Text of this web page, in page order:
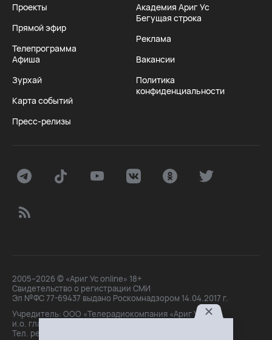
Проекты
Прямой эфир
Телепрограмма
Афиша
Зурхай
Карта событий
Пресс-релизы
Академия Ариг Ус
Бегущая строка
Реклама
Вакансии
Политика
конфиденциальности
2005–2026 © «Ариг Ус online» 18+
Свидетельство о регистрации СМИ
Эл №ФС 77-69437 выдано Роскомнадзором 14.04.2017 г.
Учредитель: ООО «Телерадиокомпания «Ариг Ус»,
и.о. главного редактора: Маханова О.Б.
Тел. peдakции: +7(3012)21-30-14,